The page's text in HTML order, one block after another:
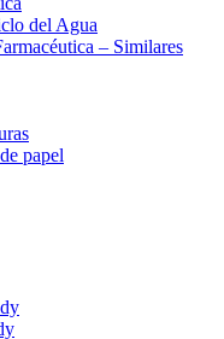
del Agua
– Similares
papel